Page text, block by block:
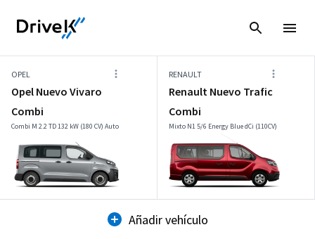
OPEL
Opel Nuevo Vivaro
Combi
Combi M 2.2 TD 132 kW (180 CV) Auto
RENAULT
Renault Nuevo Trafic
Combi
Mixto N1 5/6 Energy Blue dCi (110CV)
Añadir vehículo